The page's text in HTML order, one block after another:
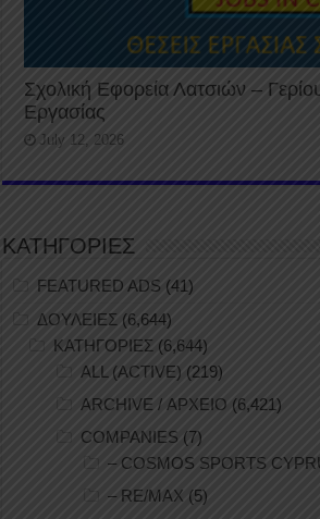
Σχολική Εφορεία Λατσιών –
Εργασίας
July 12, 2026
ΚΑΤΗΓΟΡΙΕΣ
FEATURED ADS (41)
ΔΟΥΛΕΙΕΣ (6,644)
ΚΑΤΗΓΟΡΙΕΣ (6,644)
ALL (ACTIVE) (219)
ARCHIVE / ΑΡΧΕΙΟ (6,421)
COMPANIES (7)
– COSMOS SPORTS
– RE/MAX (5)